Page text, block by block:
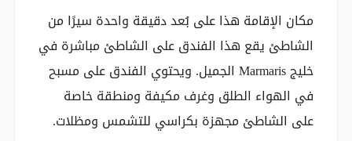
مكان الإقامة هذا على بُعد دقيقة واحدة سيرًا من
الشاطئ يقع هذا الفندق على الشاطئ مباشرة في
خليج Marmaris الجميل. ويحتوي الفندق على مسبح
في الهواء الطلق وغرف مكيفة ومنطقة خاصة
على الشاطئ مجهزة بكراسي للتشمس ومظلات.